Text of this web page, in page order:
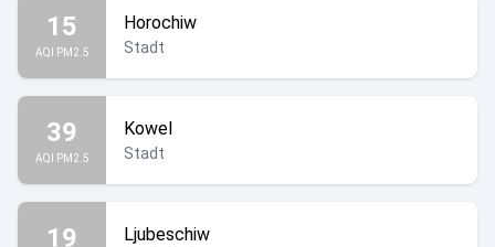
15
AQI PM2.5
Horochiw
Stadt
39
AQI PM2.5
Kowel
Stadt
19 Ljubeschiw